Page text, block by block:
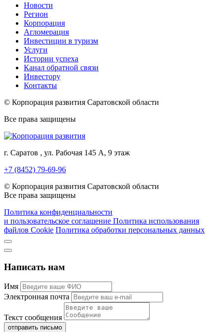
Новости
Регион
Корпорация
Агломерация
Инвестиции в туризм
Услуги
Истории успеха
Канал обратной связи
Инвестору
Контакты
© Корпорация развития Саратовской области
Все права защищены
г. Саратов , ул. Рабочая 145 А, 9 этаж
+7 (8452) 79-69-96
© Корпорация развития Саратовской области
Все права защищены
Политика конфиденциальности
и пользовательское соглашение Политика использования
файлов Cookie Политика обработки персональных данных
Написать нам
Имя
Электронная почта
Текст сообщения
отправить письмо